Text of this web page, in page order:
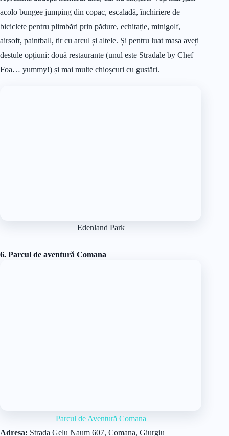
acolo bungee jumping din copac, escaladă, închiriere de
biciclete pentru plimbări prin pădure, echitație, minigolf,
airsoft, paintball, tir cu arcul și altele. Și pentru luat masa aveți
destule opțiuni: două restaurante (unul este Stradale by Chef
Foa… yummy!) și mai multe chioșcuri cu gustări.
Edenland Park
6. Parcul de aventură Comana
Parcul de Aventură Comana
Adresa: Strada Gelu Naum 607, Comana, Giurgiu